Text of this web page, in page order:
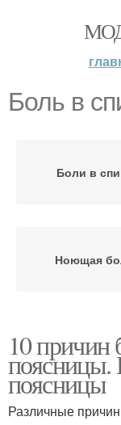
Боль в
Боли в
Ноющая
Поясничная
10 причин
поясницы.
поясницы
Различные